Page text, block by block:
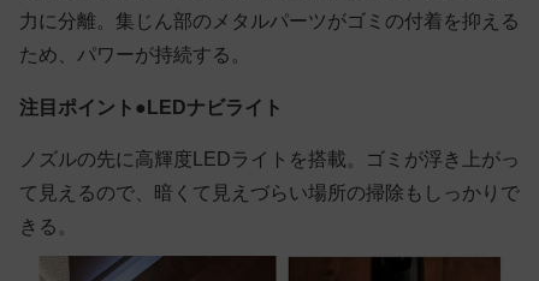
力に分離。集じん部のメタルパーツがゴミの付着を抑える
ため、パワーが持続する。
注目ポイント●LEDナビライト
ノズルの先に高輝度LEDライトを搭載。ゴミが浮き上がっ
て見えるので、暗くて見えづらい場所の掃除もしっかりで
きる。